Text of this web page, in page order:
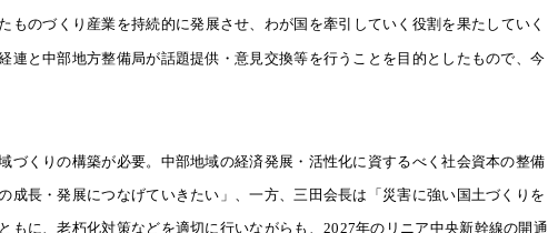
ものづくり産業を持続的に発展させ、わが国を牽引していく役割を果たしていく
連と中部地方整備局が話題提供・意見交換等を行うことを目的としたもので、今
づくりの構築が必要。中部地域の経済発展・活性化に資するべく社会資本の整備
成長・発展につなげていきたい」、一方、三田会長は「災害に強い国土づくりを
に、老朽化対策などを適切に行いながらも、 2027年のリニア中央新幹線の開通